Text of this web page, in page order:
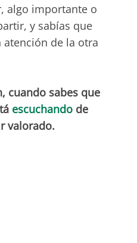
algo importante o
y sabías que
de la otra
cuando sabes que
escuchandode
valorado.